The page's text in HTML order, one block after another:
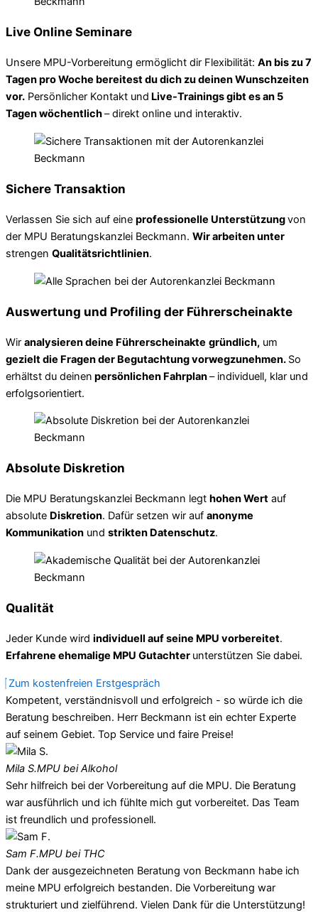
Live Online Seminare
Unsere MPU-Vorbereitung ermöglicht dir Flexibilität: An bis zu 7
Tagen pro Woche bereitest du dich zu deinen Wunschzeiten
vor. Persönlicher Kontakt und Live-Trainings gibt es an 5
Tagen wöchentlich– direkt online und interaktiv.
Sichere Transaktion
Verlassen Sie sich auf eine professionelle Unterstützungvon
der MPU Beratungskanzlei Beckmann. Wir arbeiten unter
strengen Qualitätsrichtlinien.
Auswertung und Profiling der Führerscheinakte
Wir analysieren deine Führerscheinakte gründlich, um
gezielt die Fragen der Begutachtung vorwegzunehmen. So
erhältst du deinen persönlichen Fahrplan– individuell, klar und
erfolgsorientiert.
Absolute Diskretion
Die MPU Beratungskanzlei Beckmann legt hohen Wert auf
absolute Diskretion. Dafür setzen wir auf anonyme
Kommunikation und strikten Datenschutz.
Qualität
Jeder Kunde wird individuell auf seine MPU vorbereitet.
Erfahrene ehemalige MPU Gutachter unterstützen Sie dabei.
Zum kostenfreien Erstgespräch
Kompetent, verständnisvoll und erfolgreich - so würde ich die
Beratung beschreiben. Herr Beckmann ist ein echter Experte
auf seinem Gebiet. Top Service und faire Preise!
Mila S.MPU bei Alkohol
Sehr hilfreich bei der Vorbereitung auf die MPU. Die Beratung
war ausführlich und ich fühlte mich gut vorbereitet. Das Team
ist freundlich und professionell.
Sam F.MPU bei THC
Dank der ausgezeichneten Beratung von Beckmann habe ich
meine MPU erfolgreich bestanden. Die Vorbereitung war
strukturiert und zielführend. Vielen Dank für die Unterstützung!